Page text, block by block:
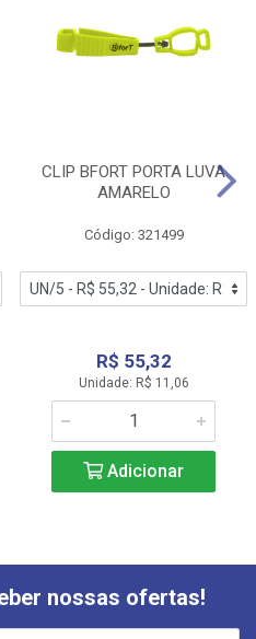
CLIP BFORT PORTA LUVA
AMARELO
Código: 321499
R$ 55,32
Unidade: R$ 11,06
Adicionar
nossas ofertas!